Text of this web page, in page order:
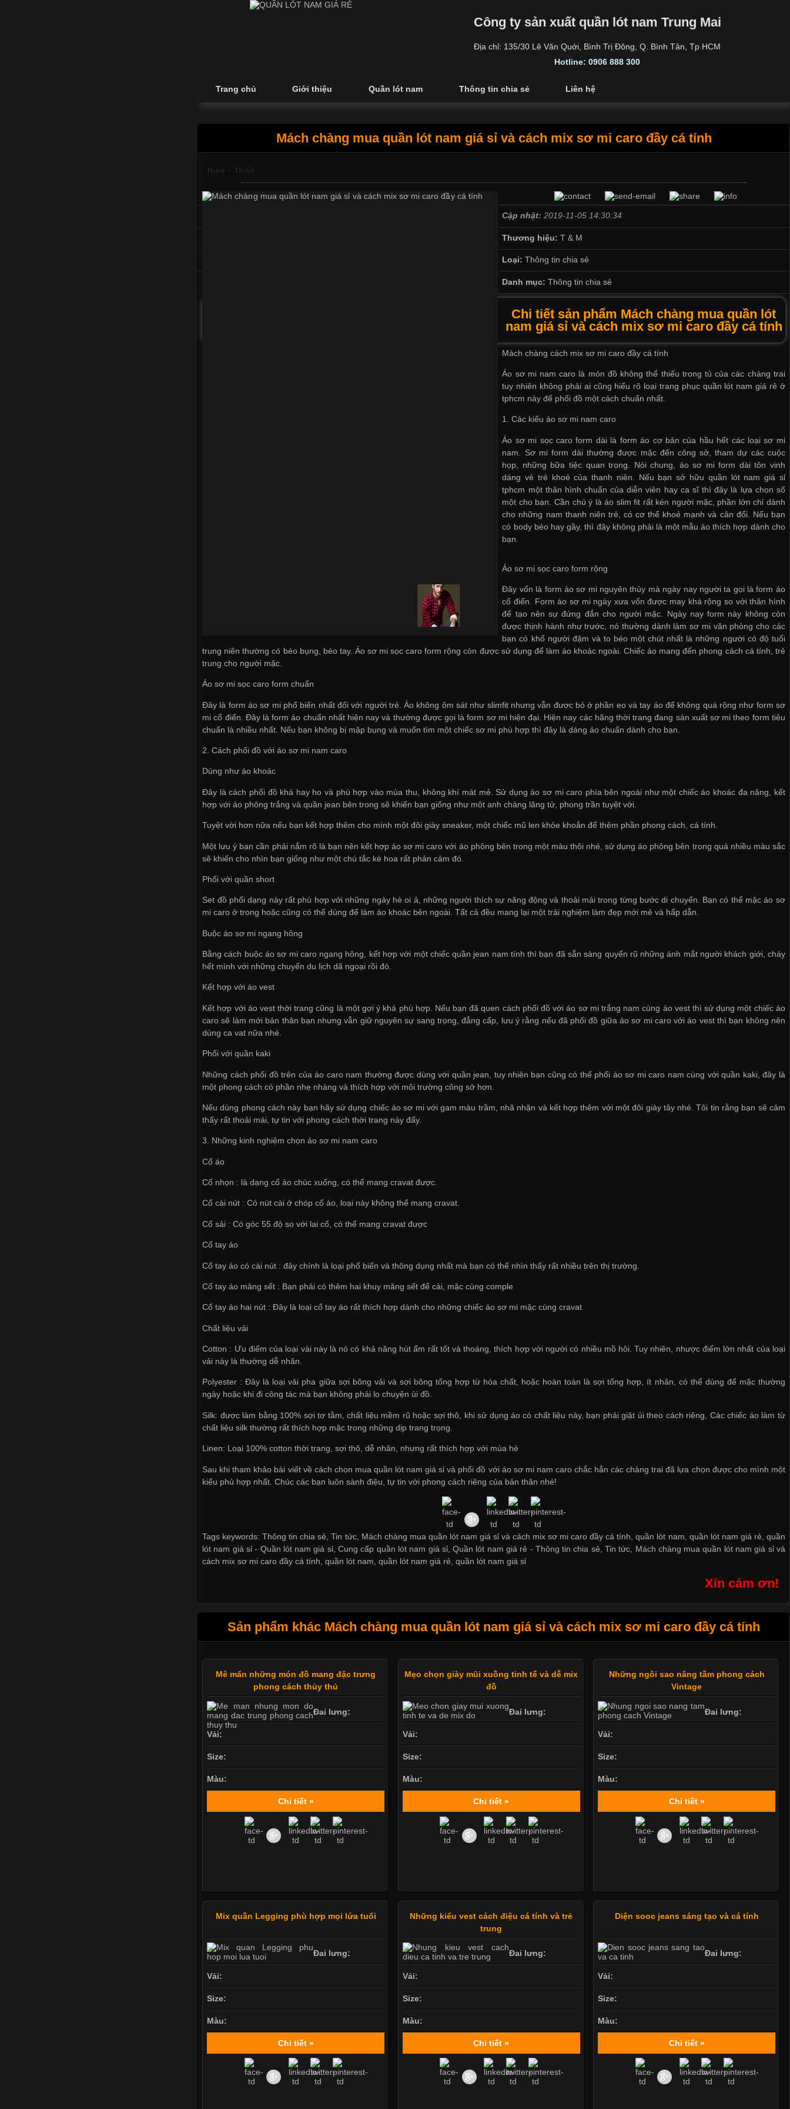
Công ty sản xuất quần lót nam Trung Mai
Địa chỉ: 135/30 Lê Văn Quới, Bình Trị Đông, Q. Bình Tân, Tp HCM
Hotline: 0906 888 300
Trang chủ Giới thiệu Quần lót nam Thông tin chia sẻ Liên hệ
Mách chàng mua quần lót nam giá sỉ và cách mix sơ mi caro đầy cá tính
Home › Tin tức
Cập nhật: 2019-11-05 14:30:34
Thương hiệu:T & M
Loại: Thông tin chia sẻ
Danh mục: Thông tin chia sẻ
Chi tiết sản phẩm Mách chàng mua quần lót
nam giá sỉ và cách mix sơ mi caro đầy cá tính
Mách chàng cách mix sơ mi caro đầy cá tính
Áo sơ mi nam caro là món đồ không thể thiếu trong tủ của các chàng trai
tuy nhiên không phải ai cũng hiểu rõ loại trang phục quần lót nam giá rẻ ở
tphcm này để phối đồ một cách chuẩn nhất.
1. Các kiểu áo sơ mi nam caro
Áo sơ mi sọc caro form dài là form áo cơ bản của hầu hết các loại sơ mi
nam. Sơ mi form dài thường được mặc đến công sở, tham dự các cuộc
họp, những bữa tiệc quan trọng. Nói chung, áo sơ mi form dài tôn vinh
dáng vẻ trẻ khoẻ của thanh niên. Nếu bạn sở hữu quần lót nam giá sỉ
tphcm một thân hình chuẩn của diễn viên hay ca sĩ thì đây là lựa chọn số
một cho bạn. Cần chú ý là áo slim fit rất kén người mặc, phần lớn chỉ dành
cho những nam thanh niên trẻ, có cơ thể khoẻ mạnh và cân đối. Nếu bạn
có body béo hay gầy, thì đây không phải là một mẫu áo thích hợp dành cho
bạn.
Áo sơ mi sọc caro form rộng
Đây vốn là form áo sơ mi nguyên thủy mà ngày nay người ta gọi là form áo
cổ điển. Form áo sơ mi ngày xưa vốn được may khá rộng so với thân hình
để tạo nên sự đứng đắn cho người mặc. Ngày nay form này không còn
được thịnh hành như trước, nó thường dành làm sơ mi văn phòng cho các
bạn có khổ người đậm và to béo một chút nhất là những người có độ tuổi
trung niên thường có béo bụng, béo tay. Áo sơ mi sọc caro form rộng còn được sử dụng để làm áo khoác ngoài. Chiếc áo mang đến phong cách cá tính, trẻ
trung cho người mặc.
Áo sơ mi sọc caro form chuẩn
Đây là form áo sơ mi phổ biến nhất đối với người trẻ. Áo không ôm sát như slimfit nhưng vẫn được bó ở phần eo và tay áo để không quá rộng như form sơ
mi cổ điển. Đây là form áo chuẩn nhất hiện nay và thường được gọi là form sơ mi hiện đại. Hiện nay các hãng thời trang đang sản xuất sơ mi theo form tiêu
chuẩn là nhiều nhất. Nếu bạn không bị mập bụng và muốn tìm một chiếc sơ mi phù hợp thì đây là dáng áo chuẩn dành cho bạn.
2. Cách phối đồ với áo sơ mi nam caro
Dùng như áo khoác
Đây là cách phối đồ khá hay ho và phù hợp vào mùa thu, không khí mát mẻ. Sử dụng áo sơ mi caro phía bên ngoài như một chiếc áo khoác đa năng, kết
hợp với áo phông trắng và quần jean bên trong sẽ khiến bạn giống như một anh chàng lãng tử, phong trần tuyệt vời.
Tuyệt vời hơn nữa nếu bạn kết hợp thêm cho mình một đôi giày sneaker, một chiếc mũ len khỏe khoắn để thêm phần phong cách, cá tính.
Một lưu ý bạn cần phải nắm rõ là bạn nên kết hợp áo sơ mi caro với áo phông bên trong một màu thôi nhé, sử dụng áo phông bên trong quá nhiều màu sắc
sẽ khiến cho nhìn bạn giống như một chú tắc kè hoa rất phản cảm đó.
Phối với quần short
Set đồ phối dạng này rất phù hợp với những ngày hè oi ả, những người thích sự năng động và thoải mái trong từng bước di chuyển. Bạn có thể mặc áo sơ
mi caro ở trong hoặc cũng có thể dùng để làm áo khoác bên ngoài. Tất cả đều mang lại một trải nghiệm làm đẹp mới mẻ và hấp dẫn.
Buộc áo sơ mi ngang hông
Bằng cách buộc áo sơ mi caro ngang hông, kết hợp với một chiếc quần jean nam tính thì bạn đã sẵn sàng quyến rũ những ánh mắt người khách giới, cháy
hết mình với những chuyến du lịch dã ngoại rồi đó.
Kết hợp với áo vest
Kết hợp với áo vest thời trang cũng là một gợi ý khá phù hợp. Nếu bạn đã quen cách phối đồ với áo sơ mi trắng nam cùng áo vest thì sử dụng một chiếc áo
caro sẽ làm mới bản thân bạn nhưng vẫn giữ nguyên sự sang trọng, đẳng cấp, lưu ý rằng nếu đã phối đồ giữa áo sơ mi caro với áo vest thì bạn không nên
dùng ca vat nữa nhé.
Phối với quần kaki
Những cách phối đồ trên của áo caro nam thường được dùng với quần jean, tuy nhiên bạn cũng có thế phối áo sơ mi caro nam cùng với quần kaki, đây là
một phong cách có phần nhẹ nhàng và thích hợp với môi trường công sở hơn.
Nếu dùng phong cách này bạn hãy sử dụng chiếc áo sơ mi với gam màu trầm, nhã nhặn và kết hợp thêm với một đôi giày tây nhé. Tôi tin rằng bạn sẽ cảm
thấy rất thoải mái, tự tin với phong cách thời trang này đấy.
3. Những kinh nghiệm chọn áo sơ mi nam caro
Cổ áo
Cổ nhọn : là dạng cổ áo chúc xuống, có thể mang cravat được.
Cổ cài nút : Có nút cài ở chóp cổ áo, loại này không thể mang cravat.
Cổ sải : Có góc 55 độ so với lai cổ, có thể mang cravat được
Cổ tay áo
Cổ tay áo có cài nút : đây chính là loại phổ biến và thông dụng nhất mà bạn có thể nhìn thấy rất nhiều trên thị trường.
Cổ tay áo măng sết : Bạn phải có thêm hai khuy măng sết để cài, mặc cùng comple
Cổ tay áo hai nút : Đây là loại cổ tay áo rất thích hợp dành cho những chiếc áo sơ mi mặc cùng cravat
Chất liệu vải
Cotton : Ưu điểm của loại vài này là nó có khả năng hút ẩm rất tốt và thoáng, thích hợp với người có nhiều mồ hôi. Tuy nhiên, nhược điểm lớn nhất của loại
vải này là thường dễ nhăn.
Polyester : Đây là loại vải pha giữa sợi bông vải và sợi bông tổng hợp từ hóa chất, hoặc hoàn toàn là sợi tổng hợp, ít nhăn, có thể dùng để mặc thường
ngày hoặc khi đi công tác mà bạn không phải lo chuyện ủi đồ.
Silk: được làm bằng 100% sợi tơ tằm, chất liệu mềm rũ hoặc sợi thô, khi sử dụng áo có chất liệu này, bạn phải giặt ủi theo cách riêng, Các chiếc áo làm từ
chất liệu silk thường rất thích hợp mặc trong những dịp trang trọng.
Linen: Loại 100% cotton thời trang, sợi thô, dễ nhăn, nhưng rất thích hợp với mùa hè
Sau khi tham khảo bài viết về cách chọn mua quần lót nam giá sỉ và phối đồ với áo sơ mi nam caro chắc hẳn các chàng trai đã lựa chọn được cho mình một
kiểu phù hợp nhất. Chúc các bạn luôn sành điệu, tự tin với phong cách riêng của bản thân nhé!
Tags keywords: Thông tin chia sẻ, Tin tức, Mách chàng mua quần lót nam giá sỉ và cách mix sơ mi caro đầy cá tính, quần lót nam, quần lót nam giá rẻ, quần
lót nam giá sỉ - Quần lót nam giá sỉ,Cung cấp quần lót nam giá sỉ,Quần lót nam giá rẻ - Thông tin chia sẻ ,Tin tức
Mách chàng mua quần lót nam giá sỉ và
cách mix sơ mi caro đầy cá tính ,quần lót nam ,quần lót nam giá rẻ ,quần lót nam giá sỉ
Xin cám ơn!
Sản phẩm khác Mách chàng mua quần lót nam giá sỉ và cách mix sơ mi caro đầy cá tính
Mê mẩn những món đồ mang đặc trưng
phong cách thủy thủ
Đai lưng:
Vải:
Size:
Màu:
Chi tiết »
Mẹo chọn giày mũi xuồng tinh tế và dễ mix
đồ
Đai lưng:
Vải:
Size:
Màu:
Chi tiết »
Những ngôi sao nâng tầm phong cách
Vintage
Đai lưng:
Vải:
Size:
Màu:
Chi tiết »
Mix quần Legging phù hợp mọi lứa tuổi
Đai lưng:
Vải:
Size:
Màu:
Chi tiết »
Những kiểu vest cách điệu cá tính và trẻ
trung
Đai lưng:
Vải:
Size:
Màu:
Chi tiết »
Diện sooc jeans sáng tạo và cá tính
Đai lưng:
Vải:
Size:
Màu:
Chi tiết »